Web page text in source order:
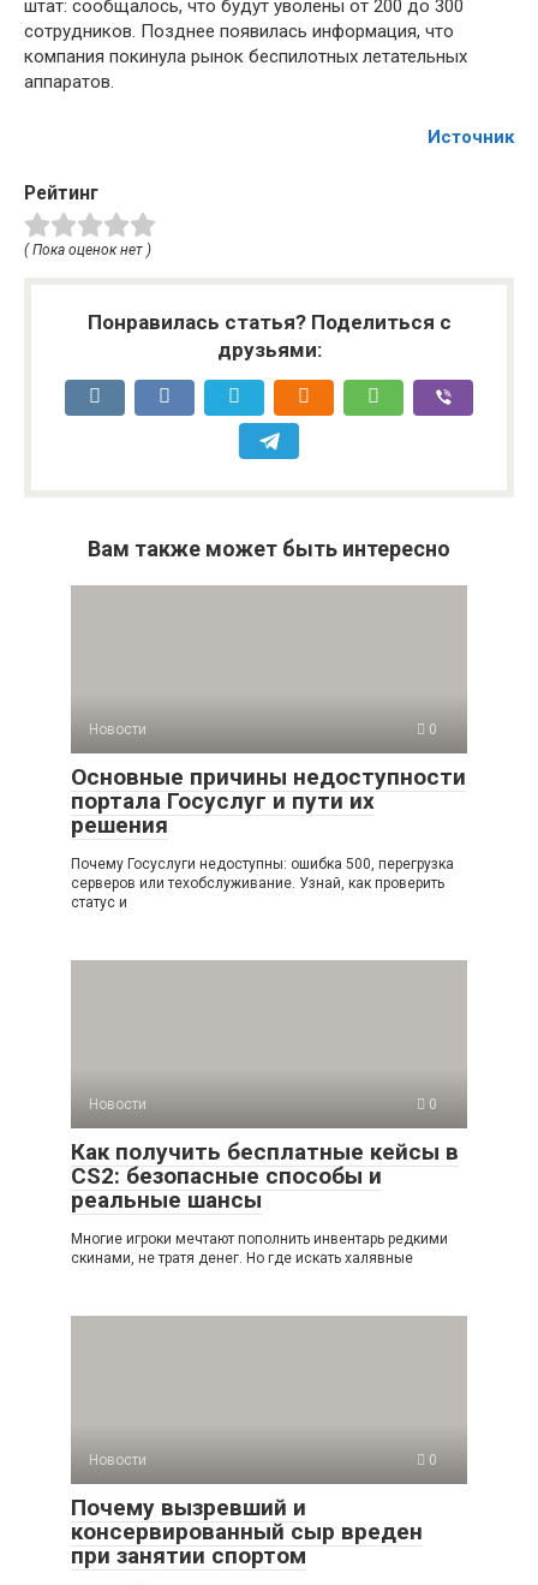
штат: сообщалось, что будут уволены от 200 до 300
сотрудников. Позднее появилась информация, что
компания покинула рынок беспилотных летательных
аппаратов.
Источник
Рейтинг
( Пока оценок нет )
Понравилась статья? Поделиться с
друзьями:
Вам также может быть интересно
Новости 0
Основные причины недоступности
портала Госуслуг и пути их
решения
Почему Госуслуги недоступны: ошибка 500, перегрузка
серверов или техобслуживание. Узнай, как проверить
статус и
Новости 0
Как получить бесплатные кейсы в
CS2: безопасные способы и
реальные шансы
Многие игроки мечтают пополнить инвентарь редкими
скинами, не тратя денег. Но где искать халявные
Новости 0
Почему вызревший и
консервированный сыр вреден
при занятии спортом